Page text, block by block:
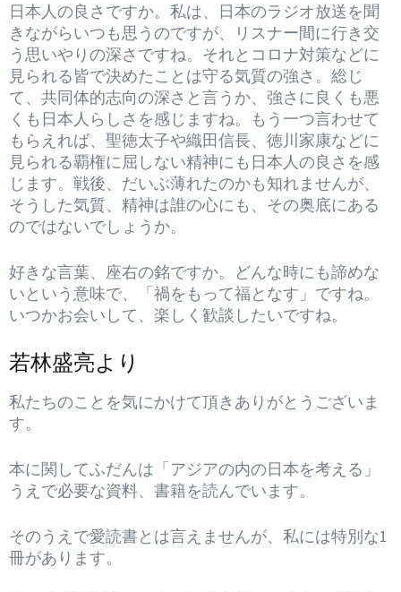
日本人の良さですか。私は、日本のラジオ放送を聞
きながらいつも思うのですが、リスナー間に行き交
う思いやりの深さですね。それとコロナ対策などに
見られる皆で決めたことは守る気質の強さ。総じ
て、共同体的志向の深さと言うか、強さに良くも悪
くも日本人らしさを感じますね。もう一つ言わせて
もらえれば、聖徳太子や織田信長、徳川家康などに
見られる覇権に屈しない精神にも日本人の良さを感
じます。戦後、だいぶ薄れたのかも知れませんが、
そうした気質、精神は誰の心にも、その奥底にある
のではないでしょうか。
好きな言葉、座右の銘ですか。どんな時にも諦めな
いという意味で、「禍をもって福となす」ですね。
いつかお会いして、楽しく歓談したいですね。
若林盛亮より
私たちのことを気にかけて頂きありがとうございま
す。
本に関してふだんは「アジアの内の日本を考える」
うえで必要な資料、書籍を読んでいます。
そのうえで愛読書とは言えませんが、私には特別な1
冊があります。